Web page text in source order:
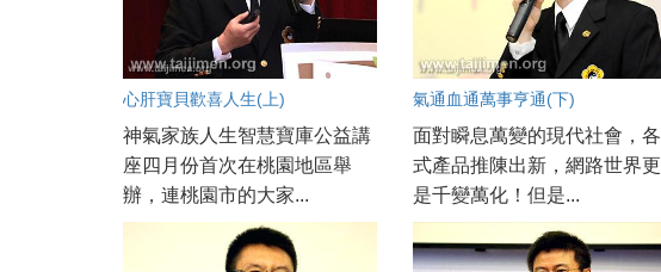
心肝寶貝歡喜人生(上)
神氣家族人生智慧寶庫公益講
座四月份首次在桃園地區舉
辦，連桃園市的大家...
氣通血通萬事亨通(下)
面對瞬息萬變的現代社會，各
式產品推陳出新，網路世界更
是千變萬化！但是...